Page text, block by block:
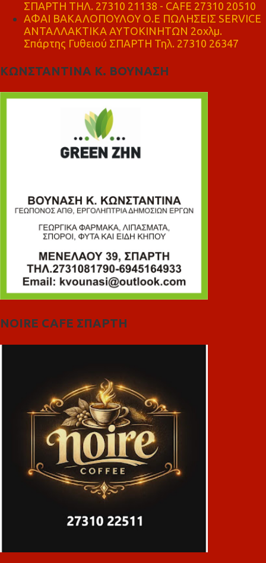
ΣΠΑΡΤΗ ΤΗΛ. 27310 21138 - CAFE 27310 20510
ΑΦΑΙ ΒΑΚΑΛΟΠΟΥΛΟΥ Ο.Ε ΠΩΛΗΣΕΙΣ SERVICE
ΑΝΤΑΛΛΑΚΤΙΚΑ ΑΥΤΟΚΙΝΗΤΩΝ 2οχλμ.
Σπάρτης Γυθειού ΣΠΑΡΤΗ Τηλ. 27310 26347
ΚΩΝΣΤΑΝΤΙΝΑ Κ. ΒΟΥΝΑΣΗ
NOIRE CAFE ΣΠΑΡΤΗ